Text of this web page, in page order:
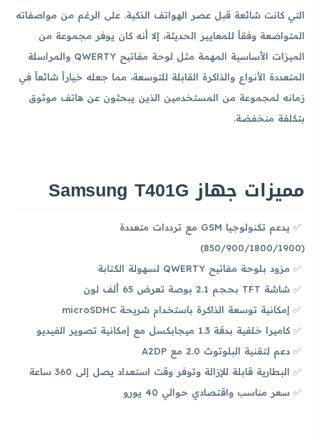
التي كانت شائعة قبل عصر الهواتف الذكية. على الرغم من مواصفاته
المتواضعة وفقاً للمعايير الحديثة، إلا أنه كان يوفر مجموعة من
الميزات الأساسية المهمة مثل لوحة مفاتيح QWERTY والمراسلة
المتعددة الأنواع والذاكرة القابلة للتوسعة، مما جعله خياراً شائعاً في
زمانه لمجموعة من المستخدمين الذين يبحثون عن هاتف موثوق
بتكلفة منخفضة.
مميزات جهاز Samsung T401G
يدعم تكنولوجيا GSM مع ترددات متعددة
(850/900/1800/1900)
مزود بلوحة مفاتيح QWERTY لسهولة الكتابة
شاشة TFT بحجم 2.1 بوصة تعرض 65 ألف لون
إمكانية توسعة الذاكرة باستخدام شريحة microSDHC
كاميرا خلفية بدقة 1.3 ميجابكسل مع إمكانية تصوير الفيديو
دعم لتقنية البلوتوث 2.0 مع A2DP
البطارية قابلة للإزالة وتوفر وقت استعداد يصل إلى 360 ساعة
سعر مناسب واقتصادي حوالي 40 يورو